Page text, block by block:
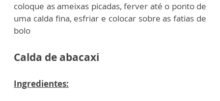
coloque as ameixas picadas, ferver até o ponto de
uma calda fina, esfriar e colocar sobre as fatias de
bolo
Calda de abacaxi
Ingredientes: